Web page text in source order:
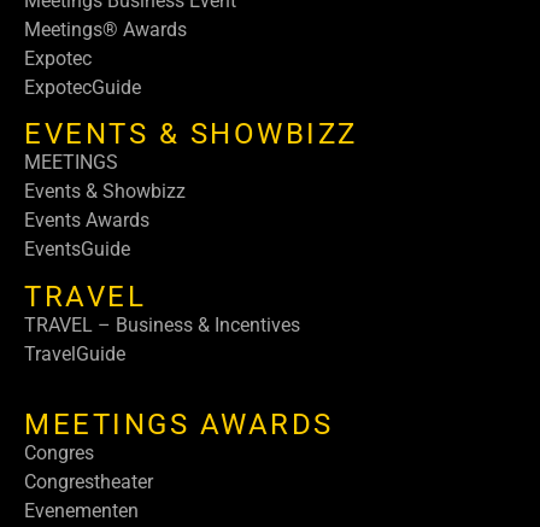
Meetings® Awards
Expotec
ExpotecGuide
EVENTS & SHOWBIZZ
MEETINGS
Events & Showbizz
Events Awards
EventsGuide
TRAVEL
TRAVEL – Business & Incentives
TravelGuide
MEETINGS AWARDS
Congres
Congrestheater
Evenementen